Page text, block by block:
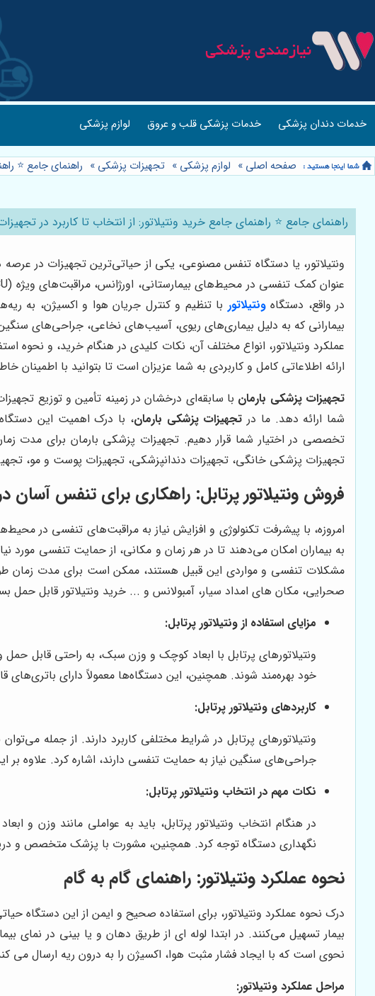
خدمات دندان پزشکی خدمات پزشکی قلب و عروق لوازم پزشکی
صفحه اصلی » لوازم پزشکی » تجهیزات پزشکی » راهنمای جامع ⭐️
راهنمای جامع ⭐️ راهنمای جامع خرید ونتیلاتور: از انتخاب تا کاربرد در
ونتیلاتور، یا دستگاه تنفس مصنوعی، یکی از حیاتی‌ترین تجهیزات در
در واقع، دستگاهونتیلاتور با تنظیم و کنترل جریان هوا و اکسیژن، به
بیمارانی که به دلیل بیماری‌های ریوی، آسیب‌های نخاعی، جراحی‌های
عملکرد ونتیلاتور، انواع مختلف آن، نکات کلیدی در هنگام خرید، و
ارائه اطلاعاتی کامل و کاربردی به شما عزیزان است تا بتوانید با اطمینان
تجهیزات پزشکی بارمان با سابقه‌ای درخشان در زمینه تأمین و توزیع
شما ارائه دهد. ما در تجهیزات پزشکی بارمان، با درک اهمیت این دستگاه
تخصصی در اختیار شما قرار دهیم. تجهیزات پزشکی بارمان برای مدت
تجهیزات پزشکی خانگی، تجهیزات دندانپزشکی، تجهیزات پوست و مو،
فروش ونتیلاتور پرتابل: راهکاری برای تنفس آسان
امروزه، با پیشرفت تکنولوژی و افزایش نیاز به مراقبت‌های تنفسی در
به بیماران امکان می‌دهند تا در هر زمان و مکانی، از حمایت تنفسی مورد
مشکلات تنفسی و مواردی این قبیل هستند، ممکن است برای مدت زمان
صحرایی، مکان های امداد سیار، آمبولانس و ... خرید ونتیلاتور قابل حمل
مزایای استفاده از ونتیلاتور پرتابل:
ونتیلاتورهای پرتابل با ابعاد کوچک و وزن سبک، به راحتی قابل
خود بهره‌مند شوند. همچنین، این دستگاه‌ها معمولاً دارای باتری‌های
کاربردهای ونتیلاتور پرتابل:
جراحی‌های سنگین نیاز به حمایت تنفسی دارند، اشاره کرد. علاوه بر
نکات مهم در انتخاب ونتیلاتور پرتابل:
در هنگام انتخاب ونتیلاتور پرتابل، باید به عواملی مانند وزن و
نگهداری دستگاه توجه کرد. همچنین، مشورت با پزشک متخصص و
نحوه عملکرد ونتیلاتور: راهنمای گام به گام
درک نحوه عملکرد ونتیلاتور، برای استفاده صحیح و ایمن از این دستگاه
بیمار تسهیل می‌کنند. در ابتدا لوله ای از طریق دهان و یا بینی در
نحوی است که با ایجاد فشار مثبت هوا، اکسیژن را به درون ریه ارسال می
مراحل عملکرد ونتیلاتور: